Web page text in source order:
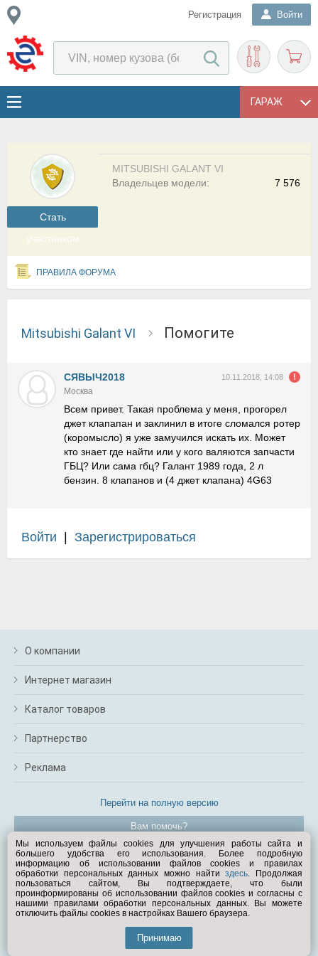
Регистрация Войти
ГАРАЖ
Cтать
участником
MITSUBISHI GALANT VI
7 576
Владельцев модели:
ПРАВИЛА ФОРУМА
Mitsubishi Galant VI Помогите
СЯВЫЧ2018 10.11.2018, 14:08
Москва
Всем привет. Такая проблема у меня, прогорел
джет клапапан и заклинил в итоге сломался ротер
(коромысло) я уже замучился искать их. Может
кто знает где найти или у кого валяются запчасти
ГБЦ? Или сама гбц? Галант 1989 года, 2 л
бензин. 8 клапанов и (4 джет клапана) 4G63
Войти Зарегистрироваться
О компании
Интернет магазин
Каталог товаров
Партнерство
Реклама
Перейти на полную версию
Вам помочь?
© Exist.ru 1998—2026
Мы используем файлы cookies для улучшения работы сайта и
большего удобства его использования. Более подробную
информацию об использовании файлов cookies и правилах
обработки персональных данных можно найтиздесь. Продолжая
пользоваться сайтом, Вы подтверждаете, что были
проинформированы об использовании файлов cookies и согласны с
нашими правилами обработки персональных данных. Вы можете
отключить файлы cookies в настройках Вашего браузера.
Принимаю